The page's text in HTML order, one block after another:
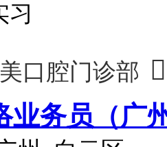
习
口腔门诊部 
业务员（广